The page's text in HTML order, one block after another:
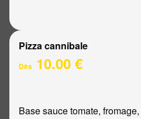
Pizza cannibale
Dès 10.00 €
Base sauce tomate,